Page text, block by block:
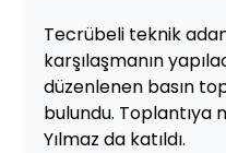
Tecrübeli teknik
karşılaşmanın
düzenlenen basın
bulundu. Toplantıya
Yılmaz da katıldı.